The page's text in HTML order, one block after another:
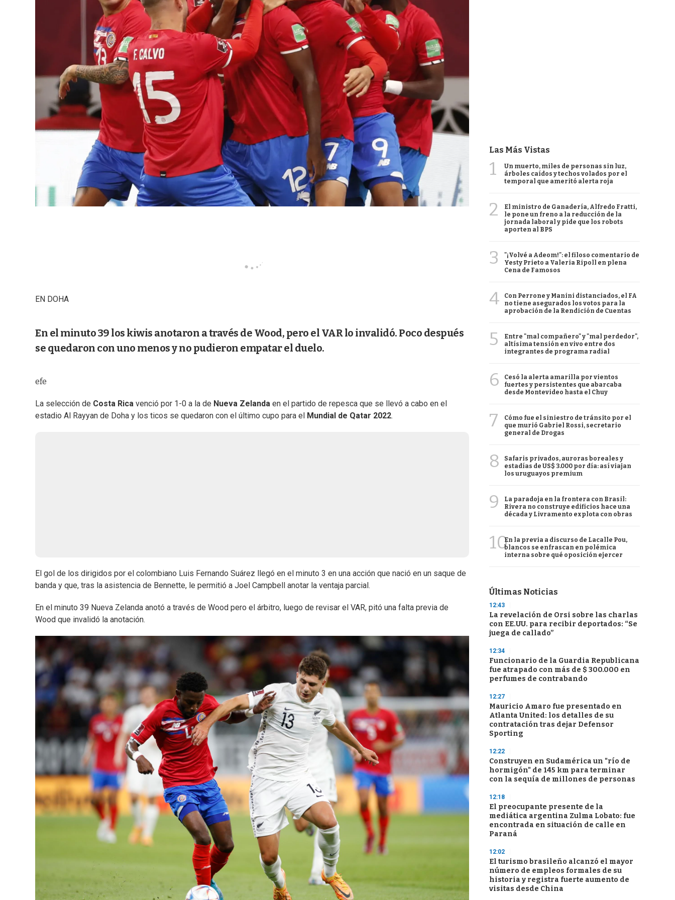
EN DOHA
En el minuto 39 los kiwis anotaron a través de Wood, pero el VAR lo invalidó. Poco después
se quedaron con uno menos y no pudieron empatar el duelo.
efe
La selección de Costa Rica venció por 1-0 a la de Nueva Zelanda en el partido de repesca que se llevó a cabo en el
estadio Al Rayyan de Doha y los ticos se quedaron con el último cupo para el
Mundial de Qatar 2022.
El gol de los dirigidos por el colombiano Luis Fernando Suárez llegó en el minuto 3 en una acción que nació en un saque de
banda y que, tras la asistencia de Bennette, le permitió a Joel Campbell anotar la ventaja parcial.
En el minuto 39 Nueva Zelanda anotó a través de Wood pero el árbitro, luego de revisar el VAR, pitó una falta previa de
Wood que invalidó la anotación.
Las Más Vistas
1
Un muerto, miles de personas sin luz,
árboles caídos y techos volados por el
temporal que ameritó alerta roja
2
El ministro de Ganadería, Alfredo Fratti,
le pone un freno a la reducción de la
jornada laboral y pide que los robots
aporten al BPS
3
"¡Volvé a Adeom!": el filoso comentario de
Yesty Prieto a Valeria Ripoll en plena
Cena de Famosos
4
Con Perrone y Manini distanciados, el FA
no tiene asegurados los votos para la
aprobación de la Rendición de Cuentas
5
Entre "mal compañero" y "mal perdedor",
altísima tensión en vivo entre dos
integrantes de programa radial
6
Cesó la alerta amarilla por vientos
fuertes y persistentes que abarcaba
desde Montevideo hasta el Chuy
7
Cómo fue el siniestro de tránsito por el
que murió Gabriel Rossi, secretario
general de Drogas
8
Safaris privados, auroras boreales y
estadías de US$ 3.000 por día: así viajan
los uruguayos premium
9
La paradoja en la frontera con Brasil:
Rivera no construye edificios hace una
década y Livramento explota con obras
10En la previa a discurso de Lacalle Pou,
blancos se enfrascan en polémica
interna sobre qué oposición ejercer
Últimas Noticias
12:43
La revelación de Orsi sobre las charlas
con EE.UU. para recibir deportados: “Se
juega de callado”
12:34
Funcionario de la Guardia Republicana
fue atrapado con más de $ 300.000 en
perfumes de contrabando
12:27
Mauricio Amaro fue presentado en
Atlanta United: los detalles de su
contratación tras dejar Defensor
Sporting
12:22
Construyen en Sudamérica un "río de
hormigón" de 145 km para terminar
con la sequía de millones de personas
12:18
El preocupante presente de la
mediática argentina Zulma Lobato: fue
encontrada en situación de calle en
Paraná
12:02
El turismo brasileño alcanzó el mayor
número de empleos formales de su
historia y registra fuerte aumento de
visitas desde China